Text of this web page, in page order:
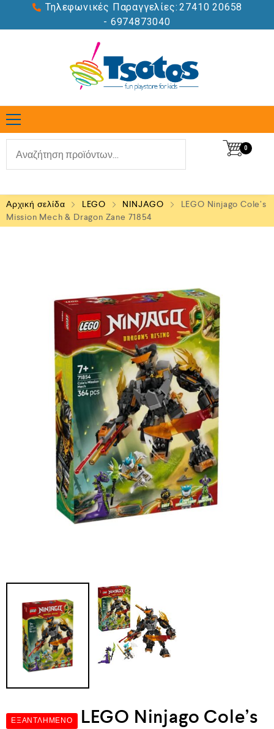
Τηλεφωνικές Παραγγελίες: 27410 20658
- 6974873040
0
Αρχική σελίδα LEGO NINJAGO
LEGO Ninjago Cole’s
Mission Mech & Dragon Zane 71854
ΕΞΑΝΤΛΗΜΈΝΟ
LEGO Ninjago Cole’s